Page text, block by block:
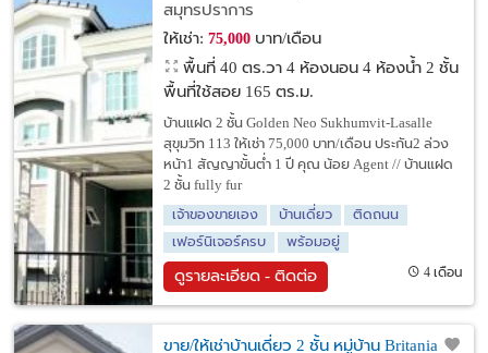
สมุทรปราการ
ให้เช่า: 75,000บาท/เดือน
พื้นที่ 40 ตร.วา 4 ห้องนอน 4 ห้องน้ำ 2 ชั้น
พื้นที่ใช้สอย 165 ตร.ม.
บ้านแฝด 2 ชั้น Golden Neo Sukhumvit-Lasalle
สุขุมวิท 113 ให้เช่า 75,000 บาท/เดือน ประกัน2 ล่วง
หน้า1 สัญญาขั้นต่ำ 1 ปี คุณ น้อย Agent // บ้านแฝด
2 ชั้น fully fur
เจ้าของขายเอง
บ้านเดี่ยว
ติดถนน
เฟอร์นิเจอร์ครบ
พร้อมอยู่
ดูรายละเอียด - ติดต่อ 4 เดือน
ขาย/ให้เช่าบ้านเดี่ยว 2 ชั้น หมู่บ้าน Britania